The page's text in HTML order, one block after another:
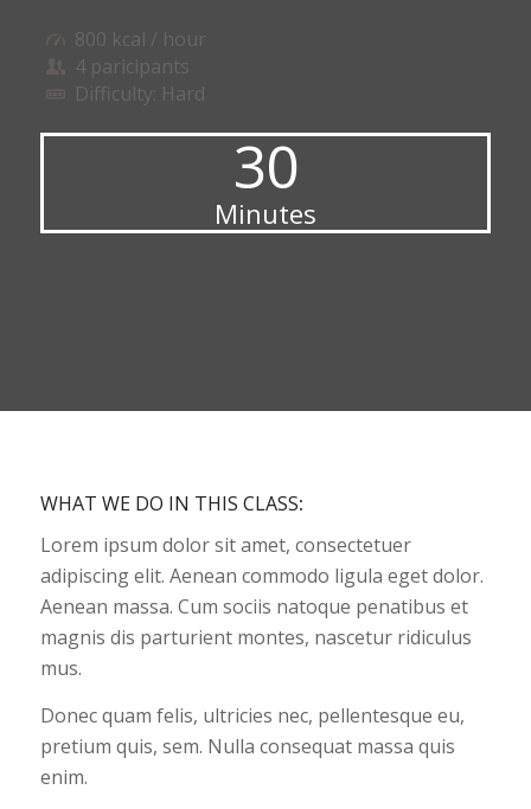
800 kcal / hour
4 paricipants
Difficulty: Hard
30
Minutes
WHAT WE DO IN THIS CLASS:
Lorem ipsum dolor sit amet, consectetuer
adipiscing elit. Aenean commodo ligula eget dolor.
Aenean massa. Cum sociis natoque penatibus et
magnis dis parturient montes, nascetur ridiculus
mus.
Donec quam felis, ultricies nec, pellentesque eu,
pretium quis, sem. Nulla consequat massa quis
enim.